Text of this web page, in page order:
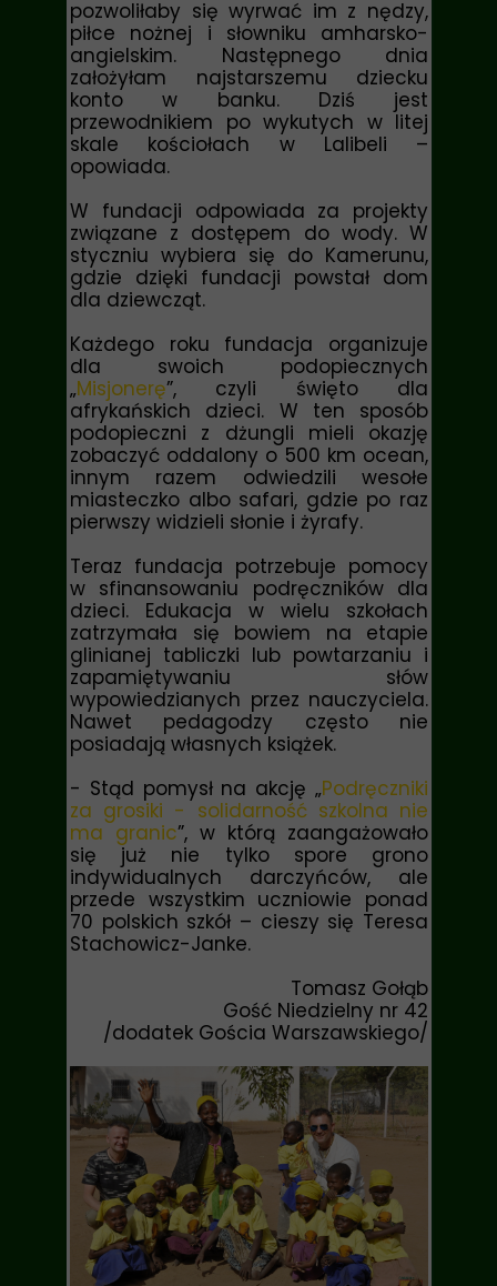
pozwoliłaby się wyrwać im z nędzy,
piłce nożnej i słowniku amharsko-
angielskim. Następnego dnia
założyłam najstarszemu dziecku
konto w banku. Dziś jest
przewodnikiem po wykutych w litej
skale kościołach w Lalibeli –
opowiada.
W fundacji odpowiada za projekty
związane z dostępem do wody. W
styczniu wybiera się do Kamerunu,
gdzie dzięki fundacji powstał dom
dla dziewcząt.
Każdego roku fundacja organizuje
dla swoich podopiecznych
„Misjonerę”, czyli święto dla
afrykańskich dzieci. W ten sposób
podopieczni z dżungli mieli okazję
zobaczyć oddalony o 500 km ocean,
innym razem odwiedzili wesołe
miasteczko albo safari, gdzie po raz
pierwszy widzieli słonie i żyrafy.
Teraz fundacja potrzebuje pomocy
w sfinansowaniu podręczników dla
dzieci. Edukacja w wielu szkołach
zatrzymała się bowiem na etapie
glinianej tabliczki lub powtarzaniu i
zapamiętywaniu słów
wypowiedzianych przez nauczyciela.
Nawet pedagodzy często nie
posiadają własnych książek.
- Stąd pomysł na akcję „Podręczniki
za grosiki - solidarność szkolna nie
ma granic”, w którą zaangażowało
się już nie tylko spore grono
indywidualnych darczyńców, ale
przede wszystkim uczniowie ponad
70 polskich szkół – cieszy się Teresa
Stachowicz-Janke.
Tomasz Gołąb
Gość Niedzielny nr 42
/dodatek Gościa Warszawskiego/